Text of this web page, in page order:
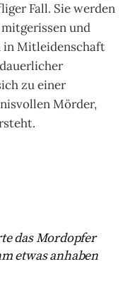
Fall. Sie werden
und
in Mitleidenschaft
zu einer
Mörder,
das Mordopfer
etwas anhaben